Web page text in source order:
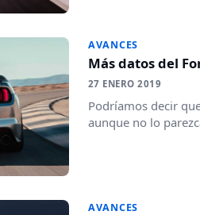
AVANCES
Más datos del
27 ENERO 2019
Podríamos decir
aunque no lo
AVANCES